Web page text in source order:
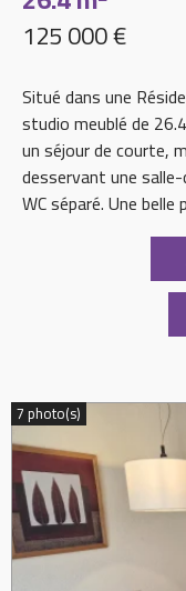
125 000 €
Situé dans une
studio meublé de
un séjour de courte,
desservant une
WC séparé. Une belle
7 photo(s)